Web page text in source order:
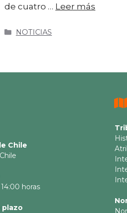
de cuatro … Leer más
NOTICIAS
Chile
horas
plazo